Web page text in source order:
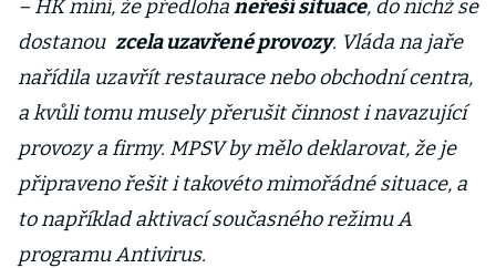
– HK míní, že předlohaneřeší situace, do nichž se
dostanou zcela uzavřené provozy. Vláda na jaře
nařídila uzavřít restaurace nebo obchodní centra,
a kvůli tomu musely přerušit činnost i navazující
provozy a firmy. MPSV by mělo deklarovat, že je
připraveno řešit i takovéto mimořádné situace, a
to například aktivací současného režimu A
programu Antivirus.